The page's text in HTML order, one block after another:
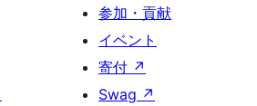
参加・貢献
イベント
寄付 ↗
Swag ↗